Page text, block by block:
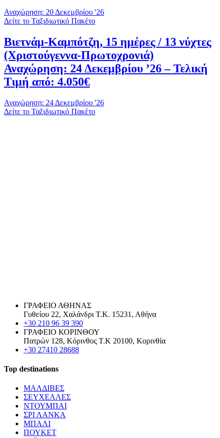
Αναχώρηση: 20 Δεκεμβρίου '26
Δείτε το Ταξιδιωτικό Πακέτο
Βιετνάμ-Καμπότζη, 15 ημέρες / 13 νύχτες
(Χριστούγεννα-Πρωτοχρονιά)
Αναχώρηση: 24 Δεκεμβρίου ’26 – Τελική
Τιμή από: 4.050€
Αναχώρηση: 24 Δεκεμβρίου '26
Δείτε το Ταξιδιωτικό Πακέτο
ΓΡΑΦΕΙΟ ΑΘΗΝΑΣ
Γυθείου 22, Χαλάνδρι Τ.Κ. 15231, Αθήνα
+30 210 96 39 390
ΓΡΑΦΕΙΟ ΚΟΡΙΝΘΟΥ
Πατρών 128, Κόρινθος Τ.Κ 20100, Κορινθία
+30 27410 28688
Top destinations
ΜΑΛΔΙΒΕΣ
ΣΕΥΧΕΛΛΕΣ
ΝΤΟΥΜΠΑΙ
ΣΡΙ ΛΑΝΚΑ
ΜΠΑΛΙ
ΠΟΥΚΕΤ